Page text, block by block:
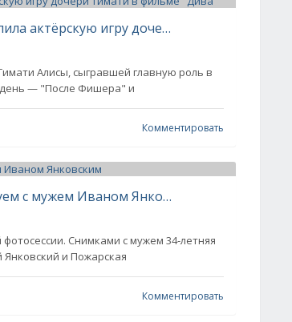
"Алиса очень талантливая". Юлия Снигирь похвалила актёрскую игру дочери Тимати в фильме "Дива"
Алисы, сыгравшей главную роль в
— "После Фишера" и
Комментировать
Диана Пожарская показала редкое фото с поцелуем с мужем Иваном Янковским
Снимками с мужем 34-летняя
Янковский и Пожарская
Комментировать